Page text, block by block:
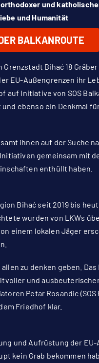
und
und Humanität
BALKANROUTE
Bihać 18
EU-Außengrenzen ihr
auf Initiative von SOS
ebenso ein Denkmal
ihnen auf der Suche
gemeinsam mit
enthüllt haben.
Bihać seit 2019 bis
wurden von LKWs
einem lokalen Jäger
zu denken geben.
und
Petar Rosandic
Friedhof klar.
und Aufrüstung der EU-
kein Grab bekommen